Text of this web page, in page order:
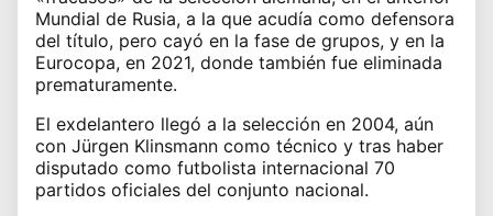
Mundial de Rusia, a la que acudía como defensora
del título, pero cayó en la fase de grupos, y en la
Eurocopa, en 2021, donde también fue eliminada
prematuramente.
El exdelantero llegó a la selección en 2004, aún
con Jürgen Klinsmann como técnico y tras haber
disputado como futbolista internacional 70
partidos oficiales del conjunto nacional.